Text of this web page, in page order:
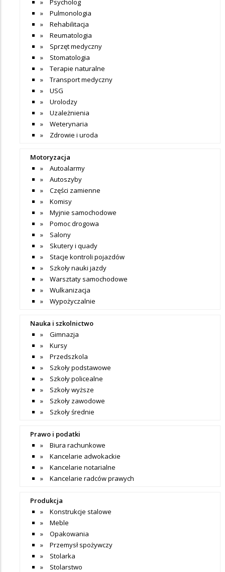
Psycholog
Pulmonologia
Rehabilitacja
Reumatologia
Sprzęt medyczny
Stomatologia
Terapie naturalne
Transport medyczny
USG
Urolodzy
Uzależnienia
Weterynaria
Zdrowie i uroda
Motoryzacja
Autoalarmy
Autoszyby
Części zamienne
Komisy
Myjnie samochodowe
Pomoc drogowa
Salony
Skutery i quady
Stacje kontroli pojazdów
Szkoły nauki jazdy
Warsztaty samochodowe
Wulkanizacja
Wypożyczalnie
Nauka i szkolnictwo
Gimnazja
Kursy
Przedszkola
Szkoły podstawowe
Szkoły policealne
Szkoły wyższe
Szkoły zawodowe
Szkoły średnie
Prawo i podatki
Biura rachunkowe
Kancelarie adwokackie
Kancelarie notarialne
Kancelarie radców prawych
Produkcja
Konstrukcje stalowe
Meble
Opakowania
Przemysł spożywczy
Stolarka
Stolarstwo